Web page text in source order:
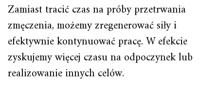
Zamiast tracić czas na próby przetrwania
zmęczenia, możemy zregenerować siły i
efektywnie kontynuować pracę. W efekcie
zyskujemy więcej czasu na odpoczynek lub
realizowanie innych celów.